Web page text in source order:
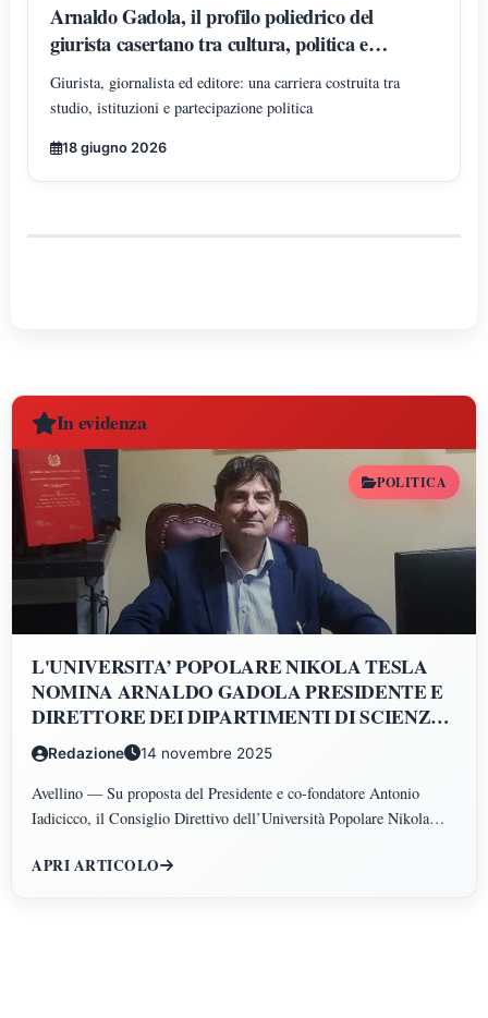
Arnaldo Gadola, il profilo poliedrico del
giurista casertano tra cultura, politica e
impegno civile
Giurista, giornalista ed editore: una carriera costruita tra
studio, istituzioni e partecipazione politica
18 giugno 2026
In evidenza
POLITICA
L'UNIVERSITA’ POPOLARE NIKOLA TESLA
NOMINA ARNALDO GADOLA PRESIDENTE E
DIRETTORE DEI DIPARTIMENTI DI SCIENZE
GIURIDICHE, ECONOMICHE, SCIENZE
POLITICHE, PSICOLOGIA, SCIENZE UMANE,
FILOSOFIA E PEDAGOGIA
Redazione 14 novembre 2025
Avellino — Su proposta del Presidente e co-fondatore Antonio
Iadicicco, il Consiglio Direttivo dell’Università Popolare Nikola
Dipartimenti di Scienze Giuridiche ed Economiche, Scienze
APRI ARTICOLO